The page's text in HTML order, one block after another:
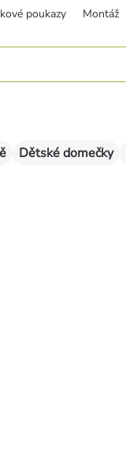
poukazy Montáž
Dětské domečky